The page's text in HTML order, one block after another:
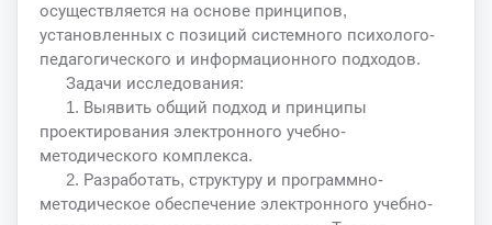
осуществляется на основе принципов,
установленных с позиций системного психолого-
педагогического и информационного подходов.
Задачи исследования:
1. Выявить общий подход и принципы
проектирования электронного учебно-
методического комплекса.
2. Разработать, структуру и программно-
методическое обеспечение электронного учебно-